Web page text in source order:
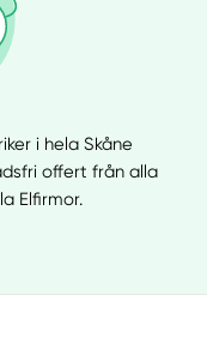
i hela Skåne
offert från alla
Elfirmor.